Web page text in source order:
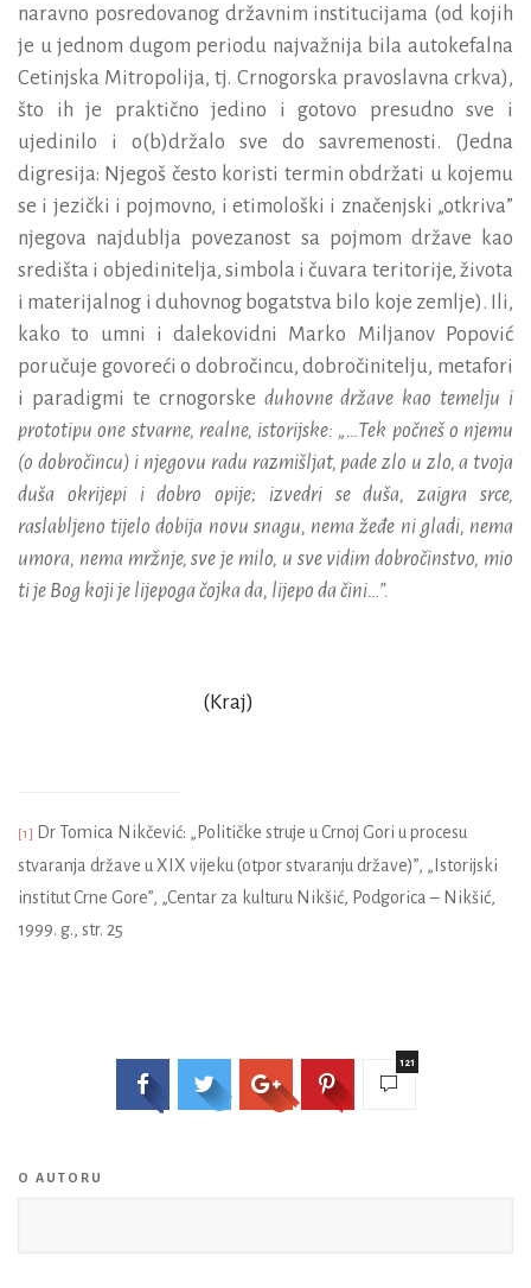
naravno posredovanog državnim institucijama (od kojih
je u jednom dugom periodu najvažnija bila autokefalna
Cetinjska Mitropolija, tj. Crnogorska pravoslavna crkva),
što ih je praktično jedino i gotovo presudno sve i
ujedinilo i o(b)držalo sve do savremenosti. (Jedna
digresija: Njegoš često koristi termin obdržati u kojemu
se i jezički i pojmovno, i etimološki i značenjski „otkriva”
njegova najdublja povezanost sa pojmom države kao
središta i objedinitelja, simbola i čuvara teritorije, života
i materijalnog i duhovnog bogatstva bilo koje zemlje). Ili,
kako to umni i dalekovidni Marko Miljanov Popović
poručuje govoreći o dobročincu, dobročinitelju, metafori
i paradigmi te crnogorske duhovne države kao temelju i
prototipu one stvarne, realne, istorijske: „…Tek počneš o njemu
(o dobročincu) i njegovu radu razmišljat, pade zlo u zlo, a tvoja
duša okrijepi i dobro opije; izvedri se duša, zaigra srce,
raslabljeno tijelo dobija novu snagu, nema žeđe ni gladi, nema
umora, nema mržnje, sve je milo, u sve vidim dobročinstvo, mio
ti je Bog koji je lijepoga čojka da, lijepo da čini…”.
(Kraj)
[1] Dr Tomica Nikčević: „Političke struje u Crnoj Gori u procesu
stvaranja države u XIX vijeku (otpor stvaranju države)”, „Istorijski
institut Crne Gore”, „Centar za kulturu Nikšić, Podgorica – Nikšić,
1999. g., str. 25
121
O AUTORU